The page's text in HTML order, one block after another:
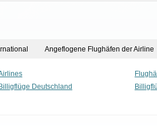
Angeflogene Flughäfen der Airline
Deutschland